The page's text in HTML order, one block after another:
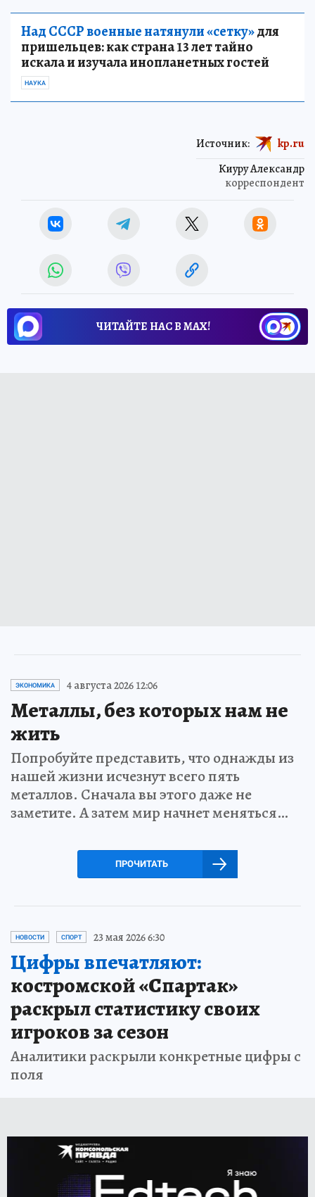
Над СССР военные натянули «сетку»для
пришельцев: как страна 13 лет тайно
искала и изучала инопланетных гостей
НАУКА
Киуру Александр
корреспондент
Источник: kp.ru
ЧИТАЙТЕ НАС В МАХ!
ЭКОНОМИКА 4 августа 2026 12:06
Металлы, без которых нам не
жить
Попробуйте представить, что однажды из
нашей жизни исчезнут всего пять
металлов. Сначала вы этого даже не
заметите. А затем мир начнет меняться…
ПРОЧИТАТЬ
НОВОСТИ СПОРТ 23 мая 2026 6:30
Цифры впечатляют:
костромской «Спартак»
раскрыл статистику своих
игроков за сезон
Аналитики раскрыли конкретные цифры с
поля